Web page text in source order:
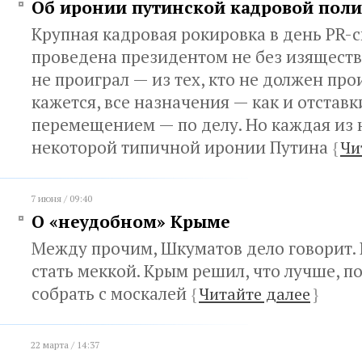
Об иронии путинской кадровой
Крупная кадровая рокировка в день PR-
проведена президентом не без
не проиграл — из тех, кто не должен
кажется, все назначения — как и
перемещением — по делу. Но каждая из
некоторой типичной иронии Путина {
7 июня / 09:40
О «неудобном» Крыме
Между прочим, Шкуматов дело
стать меккой. Крым решил, что лучше,
собрать с москалей {Читайте далее}
22 марта / 14:37